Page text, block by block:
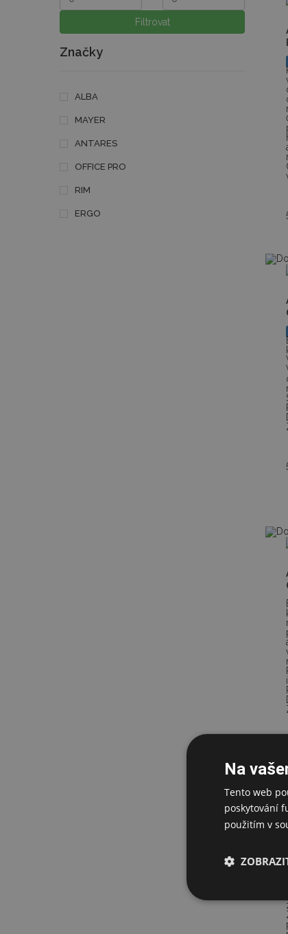
Filtrovat
Značky
ALBA
MAYER
ANTARES
OFFICE PRO
RIM
ERGO
Na
Tento web
poskytování
použitím v